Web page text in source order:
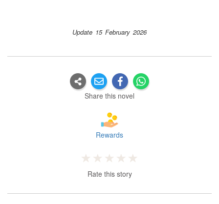
Update 15 February 2026
Share this novel
Rewards
Rate this story